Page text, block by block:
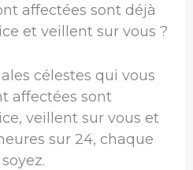
affectées sont déjà
et veillent sur vous ?
célestes qui vous
affectées sont
veillent sur vous et
sur 24, chaque